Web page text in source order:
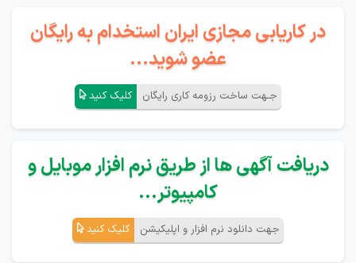
در کاریابی مجازی ایران استخدام به رایگان
عضو شوید...
جـهت ساخت رزومه کاری رایگان کلیک کنید
دریافت آگهی ها از طریق نرم افزار موبایل و
کامپیوتر...
جهت دانلود نرم افزار و اپلیکیشن کلیک کنید